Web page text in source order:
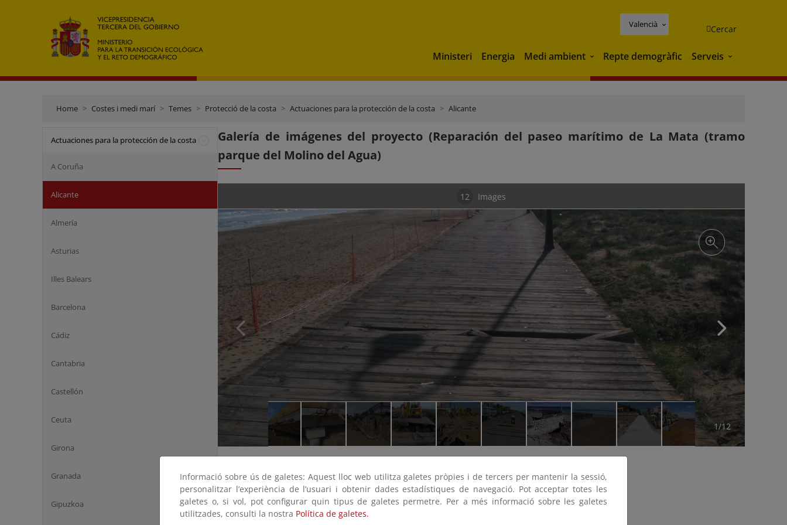
Valencià Cercar
Ministeri Energia Medi ambient Medi ambient
Repte demogràfic Serveis Serveis
Home Costes i medi marí Temes Protecció de la costa Actuaciones para la protección de la costa Alicante
Actuaciones para la protección de la costa
A Coruña
Alicante
Almería
Asturias
Illes Balears
Barcelona
Cádiz
Cantabria
Castellón
Ceuta
Girona
Granada
Gipuzkoa
Galería de imágenes del proyecto (Reparación del paseo marítimo de La Mata (tramo
parque del Molino del Agua)
12 Images
1/12
Informació sobre ús de galetes: Aquest lloc web utilitza galetes pròpies i de tercers per mantenir la sessió,
personalitzar l’experiència de l’usuari i obtenir dades estadístiques de navegació. Pot acceptar totes les
galetes o, si vol, pot configurar quin tipus de galetes permetre. Per a més informació sobre les galetes
utilitzades, consulti la nostra Política de galetes.